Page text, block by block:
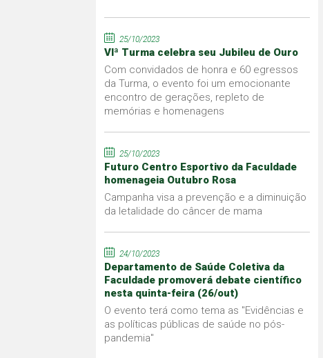
25/10/2023
VIª Turma celebra seu Jubileu de Ouro
Com convidados de honra e 60 egressos
da Turma, o evento foi um emocionante
encontro de gerações, repleto de
memórias e homenagens
25/10/2023
Futuro Centro Esportivo da Faculdade
homenageia Outubro Rosa
Campanha visa a prevenção e a diminuição
da letalidade do câncer de mama
24/10/2023
Departamento de Saúde Coletiva da
Faculdade promoverá debate científico
nesta quinta-feira (26/out)
O evento terá como tema as "Evidências e
as políticas públicas de saúde no pós-
pandemia"